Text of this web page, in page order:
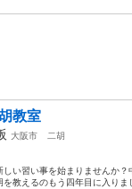
教室
大阪市
二胡
しい習い事を始まりませんか
を教えるのもう四年目に入り